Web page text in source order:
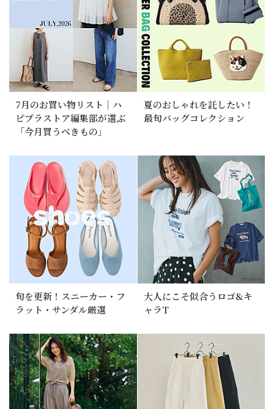
7月のお買い物リスト｜ハ
ピプラストア編集部が選ぶ
「今月買うべきもの」
夏のおしゃれを託したい！
最旬バッグコレクション
旬を更新！スニーカー・フ
ラット・サンダル厳選
大人にこそ似合うロゴ&キ
ャラT